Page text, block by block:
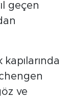
geçen
kapılarında
ve